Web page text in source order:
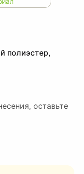
полиэстер,
оставьте